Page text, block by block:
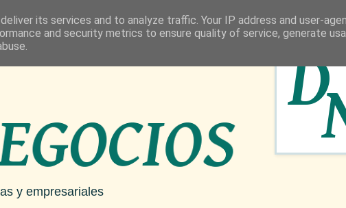
y empresariales
its services and to analyze traffic. Your IP address and user-
and security metrics to ensure quality of service, generate